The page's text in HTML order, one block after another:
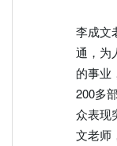
李成文
通，为
的事业
200多
众表现
文老师